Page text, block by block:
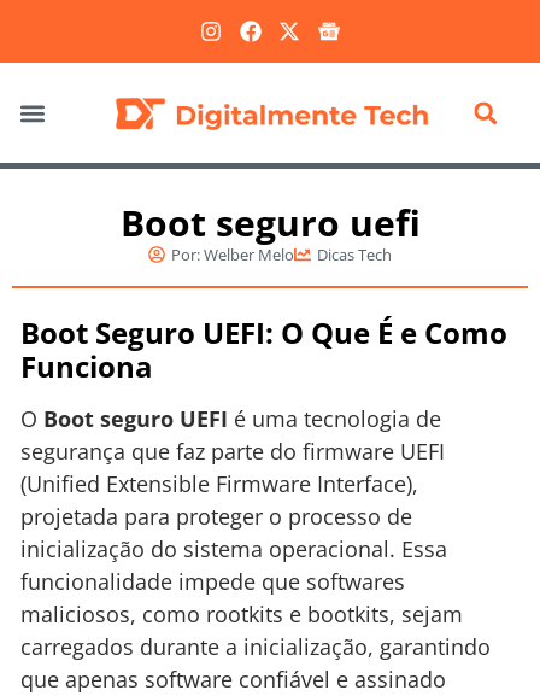
Boot seguro uefi
Por:Welber Melo Dicas Tech
Boot Seguro UEFI: O Que É e Como
Funciona
O Boot seguro UEFI é uma tecnologia de
segurança que faz parte do firmware UEFI
(Unified Extensible Firmware Interface),
projetada para proteger o processo de
inicialização do sistema operacional. Essa
funcionalidade impede que softwares
maliciosos, como rootkits e bootkits, sejam
carregados durante a inicialização, garantindo
que apenas software confiável e assinado